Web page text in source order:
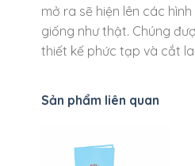
mở ra sẽ hiện lên các
giống như thật. Chúng
thiết kế phức tạp và cắt
Sản phẩm liên quan